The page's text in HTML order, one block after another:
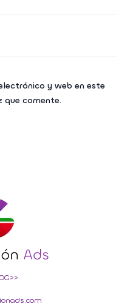
y web en este
que comente.